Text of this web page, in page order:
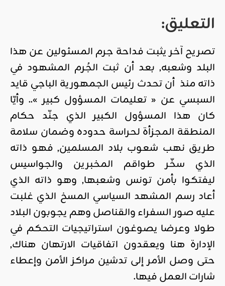
التعليق:
تصريح آخر يثبت فداحة جرم المسئولين عن هذا
البلد وشعبه, بعد أن ثبت الجُرم المشهود في
ذاته منذ أن تحدث رئيس الجمهورية الباجي قايد
السبسي عن « تعليمات المسؤول كبير ».. وأيّا
كان هذا المسؤول الكبير الذي جنّد حكام
المنطقة المجزأة لحراسة حدوده وضمان سلامة
طريق نهب شعوب بلاد المسلمين, فهو ذاته
الذي سخّر طواقم المخبرين والجواسيس
ليفتكوا بأمن تونس وشعبها, وهو ذاته الذي
أعاد رسم المشهد السياسي المسخ الذي غلبت
عليه صور السفراء والقناصل وهم يجوبون البلاد
طولا وعرضا يصوغون استراتيجيات التحكم في
الإدارة هنا ويعقدون اتفاقيات الارتهان هناك,
حتى وصل الأمر إلى تدشين مراكز الأمن وإعطاء
شارات العمل فيها.